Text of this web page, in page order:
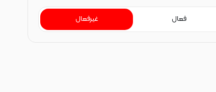
فعال غیرفعال